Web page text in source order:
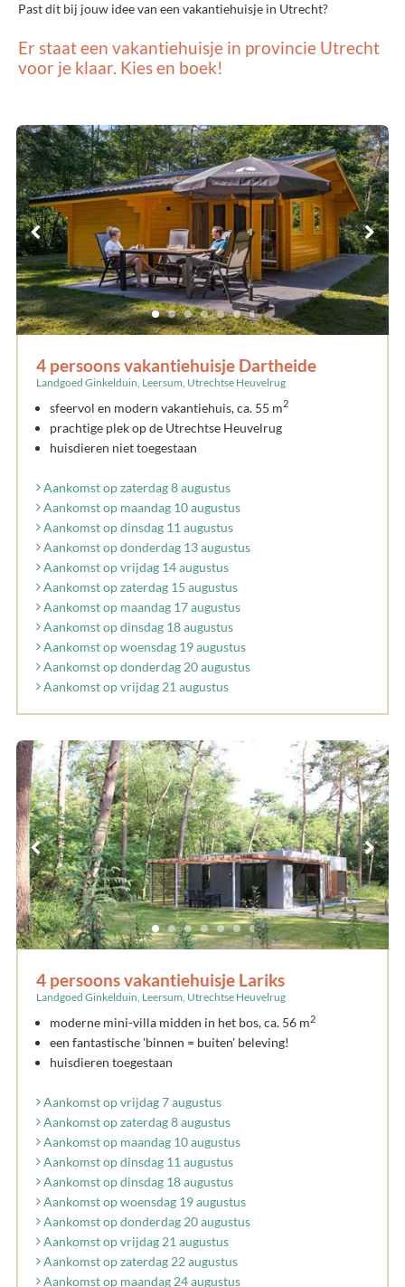
Past dit bij jouw idee van een vakantiehuisje in Utrecht?
Er staat een vakantiehuisje in provincie Utrecht
voor je klaar. Kies en boek!
4 persoons vakantiehuisje Dartheide
Landgoed Ginkelduin, Leersum, Utrechtse Heuvelrug
sfeervol en modern vakantiehuis, ca. 55 m2
prachtige plek op de Utrechtse Heuvelrug
huisdieren niet toegestaan
Aankomst op zaterdag 8 augustus
Aankomst op maandag 10 augustus
Aankomst op dinsdag 11 augustus
Aankomst op donderdag 13 augustus
Aankomst op vrijdag 14 augustus
Aankomst op zaterdag 15 augustus
Aankomst op maandag 17 augustus
Aankomst op dinsdag 18 augustus
Aankomst op woensdag 19 augustus
Aankomst op donderdag 20 augustus
Aankomst op vrijdag 21 augustus
4 persoons vakantiehuisje Lariks
Landgoed Ginkelduin, Leersum, Utrechtse Heuvelrug
moderne mini-villa midden in het bos, ca. 56 m2
een fantastische 'binnen = buiten' beleving!
huisdieren toegestaan
Aankomst op vrijdag 7 augustus
Aankomst op zaterdag 8 augustus
Aankomst op maandag 10 augustus
Aankomst op dinsdag 11 augustus
Aankomst op dinsdag 18 augustus
Aankomst op woensdag 19 augustus
Aankomst op donderdag 20 augustus
Aankomst op vrijdag 21 augustus
Aankomst op zaterdag 22 augustus
Aankomst op maandag 24 augustus